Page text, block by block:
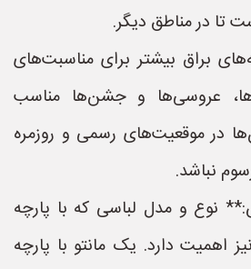
تا در مناطق دیگر.
براق بیشتر برای مناسبت‌های
عروسی‌ها و جشن‌ها مناسب
در موقعیت‌های رسمی و روزمره
نباشد.
نوع و مدل لباسی که با پارچه
اهمیت دارد. یک مانتو با پارچه